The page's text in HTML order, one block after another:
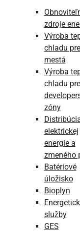
zdroje
Výroba
chladu pre
mestá
Výroba
chladu pre
zóny
elektrickej
energie a
zmeného
Batériové
úložisko
Bioplyn
služby
GES